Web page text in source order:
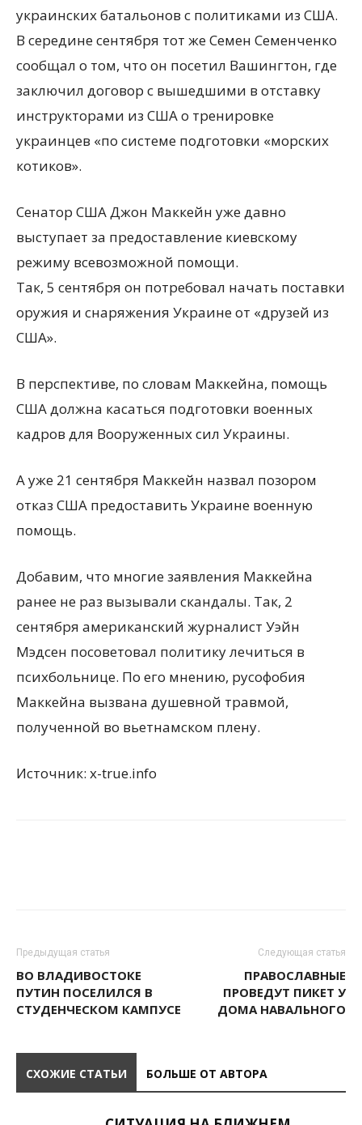
украинских батальонов с политиками из США.
В середине сентября тот же Семен Семенченко
сообщал о том, что он посетил Вашингтон, где
заключил договор с вышедшими в отставку
инструкторами из США о тренировке
украинцев «по системе подготовки «морских
котиков».
Сенатор США Джон Маккейн уже давно
выступает за предоставление киевскому
режиму всевозможной помощи.
Так, 5 сентября он потребовал начать поставки
оружия и снаряжения Украине от «друзей из
США».
В перспективе, по словам Маккейна, помощь
США должна касаться подготовки военных
кадров для Вооруженных сил Украины.
А уже 21 сентября Маккейн назвал позором
отказ США предоставить Украине военную
помощь.
Добавим, что многие заявления Маккейна
ранее не раз вызывали скандалы. Так, 2
сентября американский журналист Уэйн
Мэдсен посоветовал политику лечиться в
психбольнице. По его мнению, русофобия
Маккейна вызвана душевной травмой,
полученной во вьетнамском плену.
Источник: x-true.info
Предыдущая статья
ВО ВЛАДИВОСТОКЕ
ПУТИН ПОСЕЛИЛСЯ В
СТУДЕНЧЕСКОМ КАМПУСЕ
Следующая статья
ПРАВОСЛАВНЫЕ
ПРОВЕДУТ ПИКЕТ У
ДОМА НАВАЛЬНОГО
СХОЖИЕ СТАТЬИ БОЛЬШЕ ОТ АВТОРА